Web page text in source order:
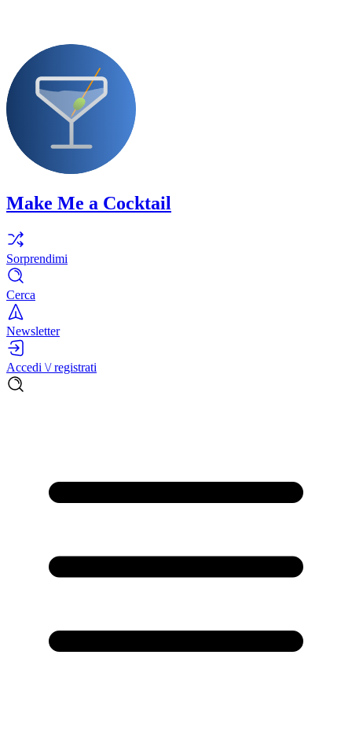
Make Me a Cocktail
Sorprendimi
Cerca
Newsletter
Accedi \/ registrati